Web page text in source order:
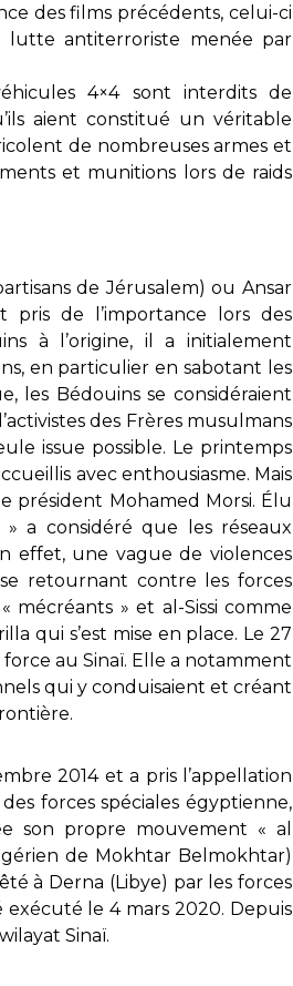
des films précédents, celui-ci
lutte antiterroriste menée par
4×4 sont interdits de
aient constitué un véritable
de nombreuses armes et
et munitions lors de raids
de Jérusalem) ou Ansar
de l’importance lors des
à l’origine, il a initialement
en particulier en sabotant les
les Bédouins se considéraient
des Frères musulmans
issue possible. Le printemps
avec enthousiasme. Mais
président Mohamed Morsi. Élu
a considéré que les réseaux
effet, une vague de violences
retournant contre les forces
mécréants » et al-Sissi comme
qui s’est mise en place. Le 27
au Sinaï. Elle a notamment
qui y conduisaient et créant
2014 et a pris l’appellation
forces spéciales égyptienne,
son propre mouvement « al
de Mokhtar Belmokhtar)
à Derna (Libye) par les forces
le 4 mars 2020. Depuis
Sinaï.